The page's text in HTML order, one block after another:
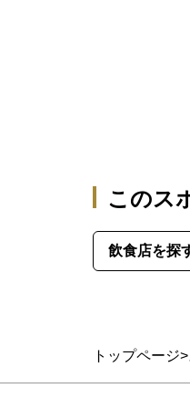
トップページ
このス
飲食店を探